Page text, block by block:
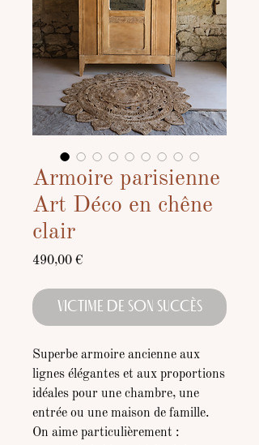
Armoire parisienne
Art Déco en chêne
clair
490,00 €Prix
VICTIME DE SON SUCCÈS
Superbe armoire ancienne aux
lignes élégantes et aux proportions
idéales pour une chambre, une
entrée ou une maison de famille.
On aime particulièrement :